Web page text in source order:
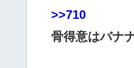
>>710
骨得意はバナ